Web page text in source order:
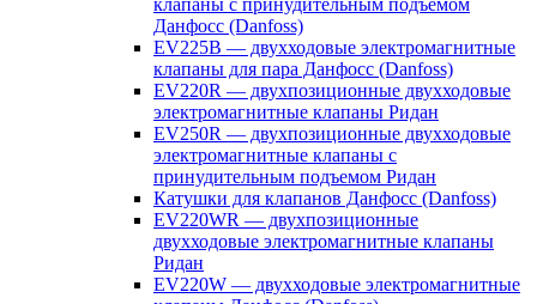
клапаны с принудительным подъемом
Данфосс (Danfoss)
EV225B — двухходовые электромагнитные
клапаны для пара Данфосс (Danfoss)
EV220R — двухпозиционные двухходовые
электромагнитные клапаны Ридан
EV250R — двухпозиционные двухходовые
электромагнитные клапаны с
принудительным подъемом Ридан
Катушки для клапанов Данфосс (Danfoss)
EV220WR — двухпозиционные
двухходовые электромагнитные клапаны
Ридан
EV220W — двухходовые электромагнитные